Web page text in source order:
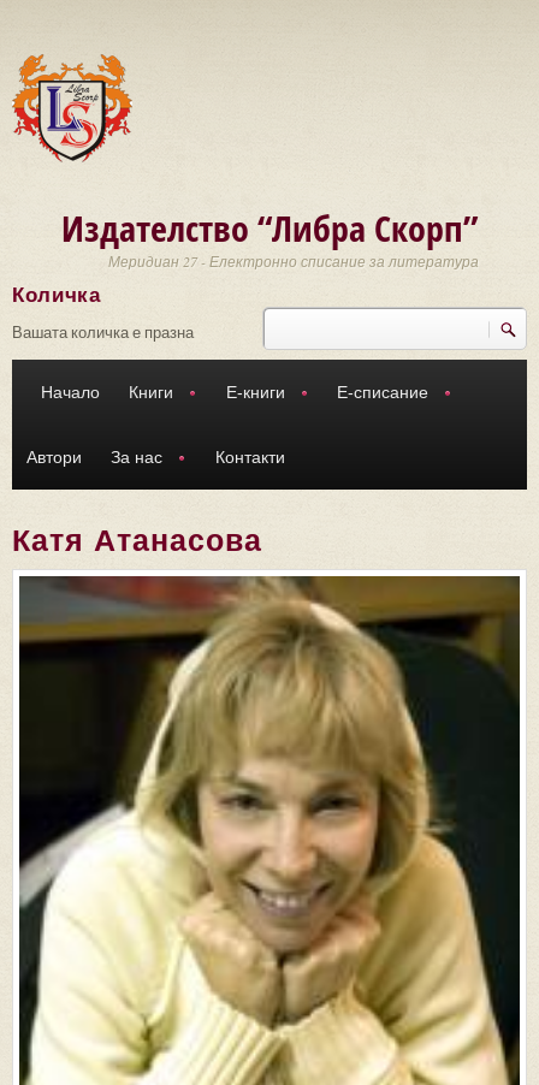
Издателство “Либра Скорп”
Меридиан 27 - Електронно списание за литература
Търси
Количка
Вашата количка е празна
Начало Книги Е-книги Е-списание
Автори За нас Контакти
Катя Атанасова